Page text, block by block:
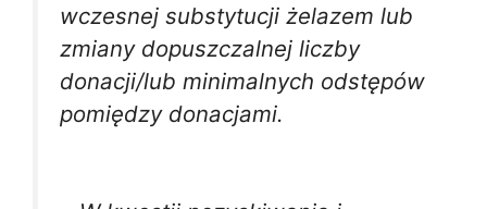
wczesnej substytucji żelazem lub
zmiany dopuszczalnej liczby
donacji/lub minimalnych odstępów
pomiędzy donacjami.